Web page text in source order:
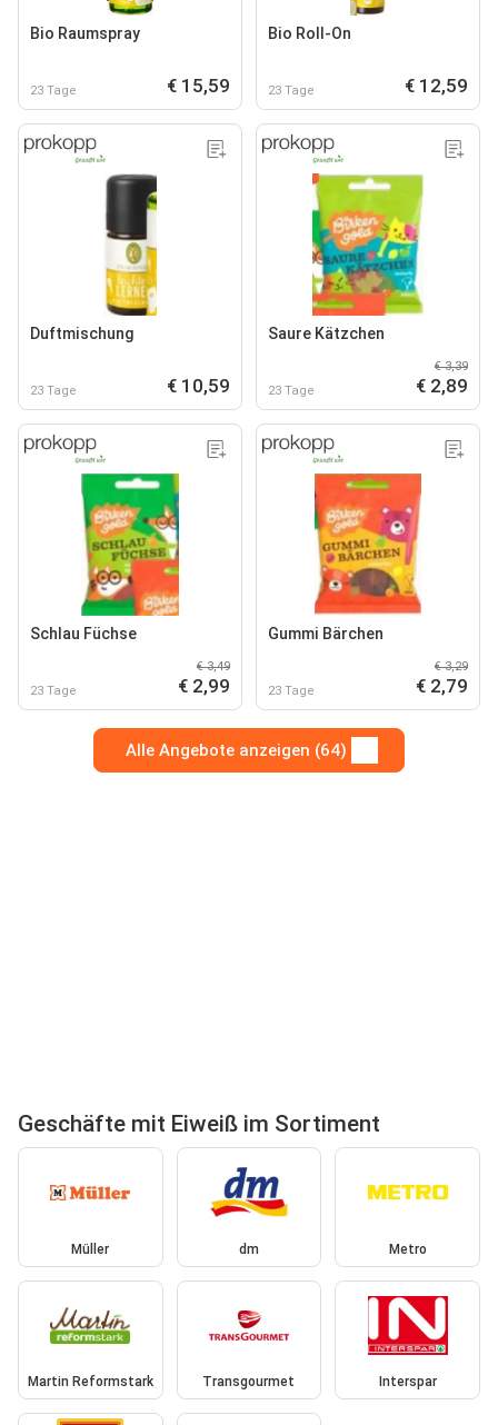
Bio Raumspray
23 Tage € 15,59
Bio Roll-On
23 Tage € 12,59
Duftmischung
23 Tage € 10,59
Saure Kätzchen
23 Tage
€ 3,39
€ 2,89
Schlau Füchse
23 Tage
€ 3,49
€ 2,99
Gummi Bärchen
23 Tage
€ 3,29
€ 2,79
Alle Angebote anzeigen (64)
Geschäfte mit Eiweiß im Sortiment
Müller dm Metro
Martin Reformstark Transgourmet Interspar